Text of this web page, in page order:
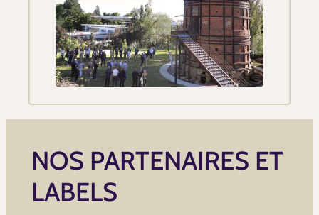
NOS PARTENAIRES ET
LABELS